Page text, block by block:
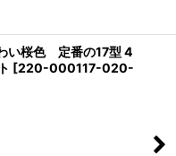
い桜色 定番の17型 4
[220-000117-020-